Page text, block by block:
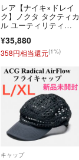
レア【ナイキ×ドレイ
ク】ノクタ タクティカ
ル ユーティリティ
¥35,880
358円相当還元(1%)
キャップ